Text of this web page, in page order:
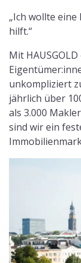
„Ich wollte
hilft.“
Mit
unkompliziert
jährlich über
als 3.000
sind wir ein